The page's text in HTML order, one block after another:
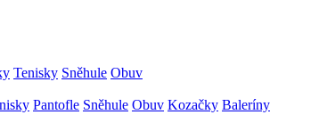
Tenisky Sněhule Obuv
Pantofle Sněhule Obuv Kozačky Baleríny